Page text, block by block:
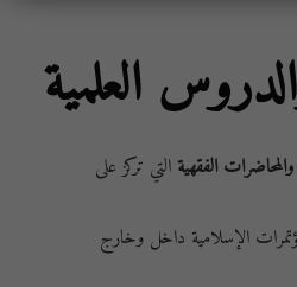
العلمية
الفقهية التي تركز على
الإسلامية داخل وخارج